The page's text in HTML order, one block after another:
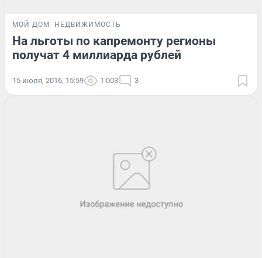
МОЙ ДОМ НЕДВИЖИМОСТЬ
На льготы по капремонту регионы
получат 4 миллиарда рублей
15 июля, 2016, 15:59 1 003 3